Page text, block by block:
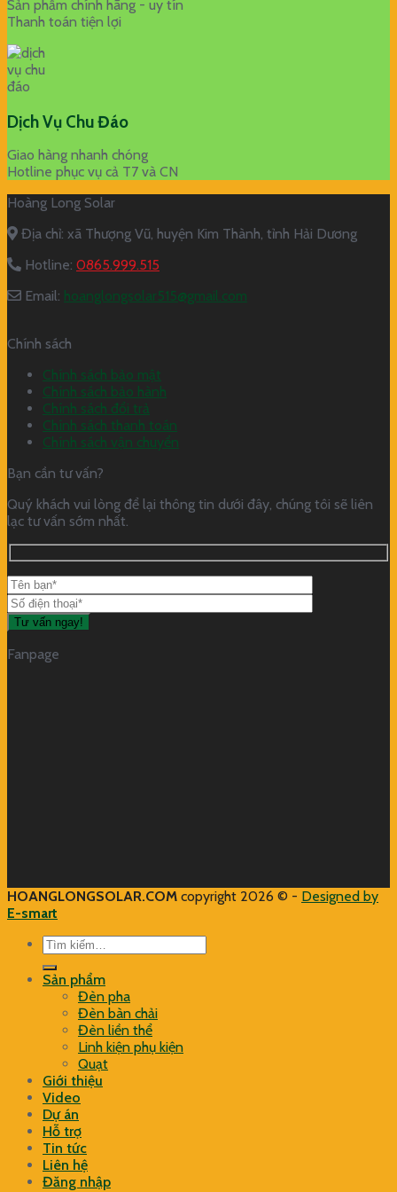
Sản phẩm chính hãng - uy tín
Thanh toán tiện lợi
Dịch Vụ Chu Đáo
Giao hàng nhanh chóng
Hotline phục vụ cả T7 và CN
Hoàng Long Solar
Địa chỉ: xã Thượng Vũ, huyện Kim Thành, tỉnh Hải Dương
Hotline: 0865.999.515
Email: hoanglongsolar515@gmail.com
Chính sách
Chính sách bảo mật
Chính sách bảo hành
Chính sách đổi trả
Chính sách thanh toán
Chính sách vận chuyển
Bạn cần tư vấn?
Quý khách vui lòng để lại thông tin dưới đây, chúng tôi sẽ liên
lạc tư vấn sớm nhất.
Fanpage
HOANGLONGSOLAR.COM copyright 2026 © - Designed by
E-smart
Tìm
kiếm:
Sản phẩm
Đèn pha
Đèn bàn chải
Đèn liền thể
Linh kiện phụ kiện
Quạt
Giới thiệu
Video
Dự án
Hỗ trợ
Tin tức
Liên hệ
Đăng nhập